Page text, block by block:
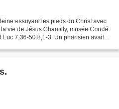
essuyant les pieds du Christ avec
vie de Jésus Chantilly, musée Condé.
Luc 7,36-50.8,1-3. Un pharisien avait